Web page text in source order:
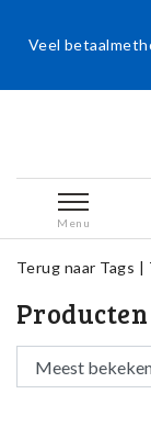
Veel
Menu
Terug naar Tags |